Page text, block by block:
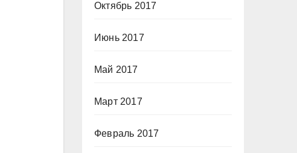
Октябрь 2017
Июнь 2017
Май 2017
Март 2017
Февраль 2017